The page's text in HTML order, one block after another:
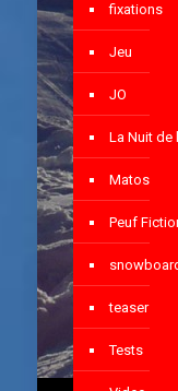
fixations
Jeu
JO
La Nuit de
Matos
Peuf
teaser
Tests